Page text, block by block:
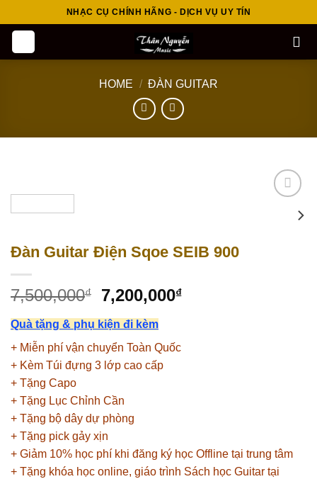
to
NHẠC CỤ CHÍNH HÃNG - DỊCH VỤ UY TÍN
HOME / ĐÀN GUITAR
wishlist
Đàn Guitar Điện Sqoe SEIB 900
7,500,000₫ 7,200,000₫
Quà tặng & phụ kiện đi kèm
+ Miễn phí vận chuyển Toàn Quốc
+ Kèm Túi đựng 3 lớp cao cấp
+ Tặng Capo
+ Tặng Lục Chỉnh Cần
+ Tặng bộ dây dự phòng
+ Tặng pick gảy xịn
+ Giảm 10% học phí khi đăng ký học Offline tại trung tâm
+ Tặng khóa học online, giáo trình Sách học Guitar tại